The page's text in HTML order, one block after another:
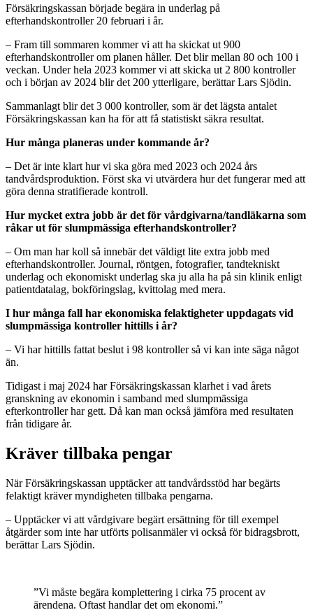
Försäkringskassan började begära in underlag på
efterhandskontroller 20 februari i år.
– Fram till sommaren kommer vi att ha skickat ut 900
efterhandskontroller om planen håller. Det blir mellan 80 och 100 i
veckan. Under hela 2023 kommer vi att skicka ut 2 800 kontroller
och i början av 2024 blir det 200 ytterligare, berättar Lars Sjödin.
Sammanlagt blir det 3 000 kontroller, som är det lägsta antalet
Försäkringskassan kan ha för att få statistiskt säkra resultat.
Hur många planeras under kommande år?
– Det är inte klart hur vi ska göra med 2023 och 2024 års
tandvårdsproduktion. Först ska vi utvärdera hur det fungerar med att
göra denna stratifierade kontroll.
Hur mycket extra jobb är det för vårdgivarna/tandläkarna som
råkar ut för slumpmässiga efterhandskontroller?
– Om man har koll så innebär det väldigt lite extra jobb med
efterhandskontroller. Journal, röntgen, fotografier, tandtekniskt
underlag och ekonomiskt underlag ska ju alla ha på sin klinik enligt
patientdatalag, bokföringslag, kvittolag med mera.
I hur många fall har ekonomiska felaktigheter uppdagats vid
slumpmässiga kontroller hittills i år?
– Vi har hittills fattat beslut i 98 kontroller så vi kan inte säga något
än.
Tidigast i maj 2024 har Försäkringskassan klarhet i vad årets
granskning av ekonomin i samband med slumpmässiga
efterkontroller har gett. Då kan man också jämföra med resultaten
från tidigare år.
Kräver tillbaka pengar
När Försäkringskassan upptäcker att tandvårdsstöd har begärts
felaktigt kräver myndigheten tillbaka pengarna.
– Upptäcker vi att vårdgivare begärt ersättning för till exempel
åtgärder som inte har utförts polisanmäler vi också för bidragsbrott,
berättar Lars Sjödin.
”Vi måste begära komplettering i cirka 75 procent av
ärendena. Oftast handlar det om ekonomi.”